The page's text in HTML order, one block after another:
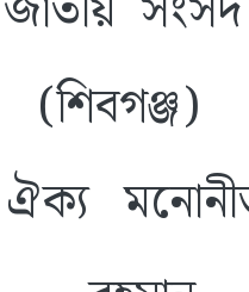
মনোনীত